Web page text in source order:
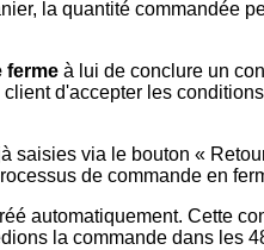
la quantité commandée
ferme à lui de conclure un
d'accepter les
via le bouton «
de commande en
automatiquement. Cette
la commande dans les